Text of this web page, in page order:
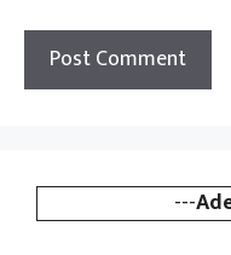
---